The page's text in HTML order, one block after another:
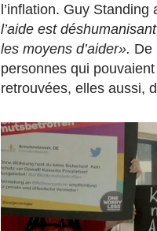
l’inflation. Guy Standing
l’aide est
les moyens d’aider». De
personnes qui
retrouvées, elles aussi,